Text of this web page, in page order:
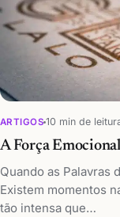
ARTIGOS 10 min de
A Força
Quando as Palavras
Existem momentos
tão intensa que…